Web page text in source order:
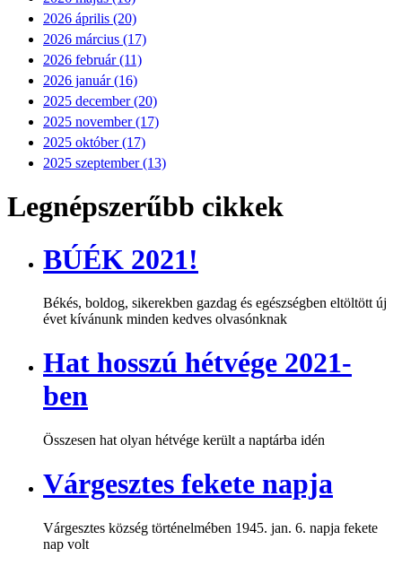
2026 április (20)
2026 március (17)
2026 február (11)
2026 január (16)
2025 december (20)
2025 november (17)
2025 október (17)
2025 szeptember (13)
Legnépszerűbb cikkek
BÚÉK 2021!
Békés, boldog, sikerekben gazdag és egészségben eltöltött új
évet kívánunk minden kedves olvasónknak
Hat hosszú hétvége 2021-
ben
Összesen hat olyan hétvége került a naptárba idén
Várgesztes fekete napja
Várgesztes község történelmében 1945. jan. 6. napja fekete
nap volt